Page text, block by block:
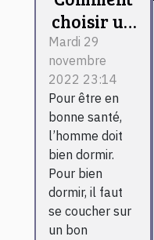
choisir un
coussin
spa ?
Mardi 29
novembre
2022 23:14
Pour être en
bonne santé,
l’homme doit
bien dormir.
Pour bien
dormir, il faut
se coucher sur
un bon